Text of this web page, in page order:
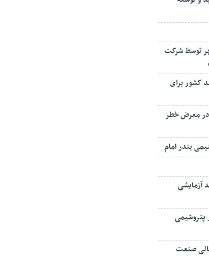
بوشهر توسط شرکت
کشور برای
در معرض خطر
بندر امام
آزمایشی
پتروشیمی
صنعت